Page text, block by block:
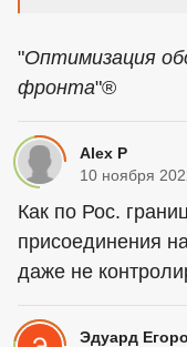
"Оптимизация
фронта"®
Alex P
10 ноября
Как по Рос.
присоединения
даже не
Эдуард